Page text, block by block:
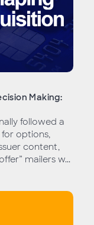
Making:
followed a
options,
content,
mailers w...